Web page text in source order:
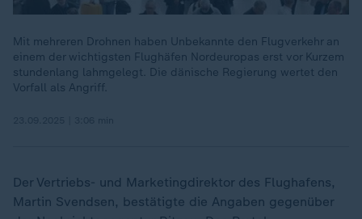
Mit mehreren Drohnen haben Unbekannte den Flugverkehr an
einem der wichtigsten Flughäfen Nordeuropas erst vor Kurzem
stundenlang lahmgelegt. Die dänische Regierung wertet den
Vorfall als Angriff.
Der Vertriebs- und Marketingdirektor des Flughafens,
Martin Svendsen, bestätigte die Angaben gegenüber